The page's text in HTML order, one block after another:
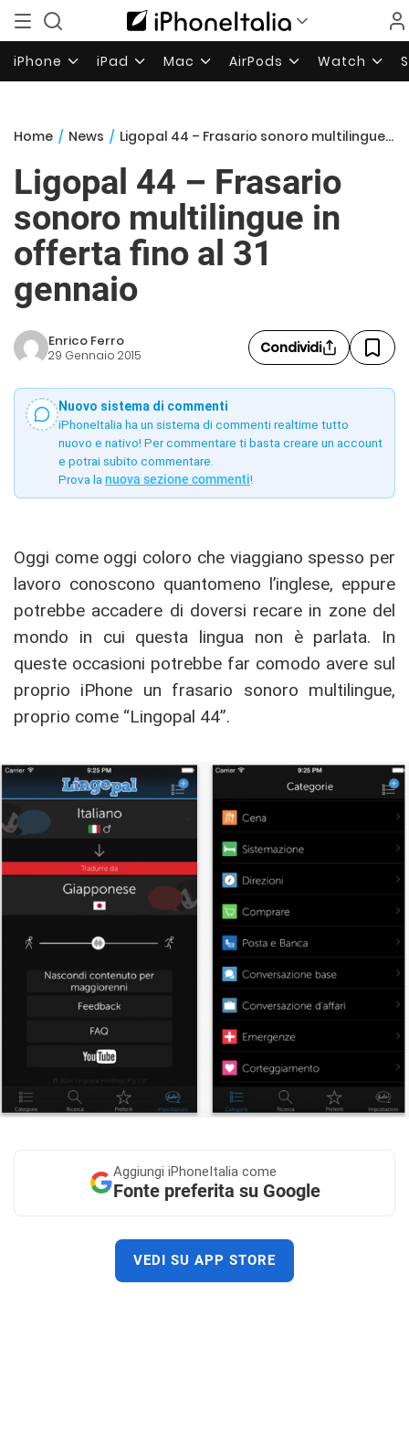
iPhone iPad Mac AirPods Watch
Home / News / Ligopal 44 – Frasario sonoro multilingue in offerta fino al 31 gennaio
Ligopal 44 – Frasario
sonoro multilingue in
offerta fino al 31
gennaio
Enrico Ferro
29 Gennaio 2015 Condividi
Nuovo sistema di commenti
iPhoneItalia ha un sistema di commenti realtime tutto
nuovo e nativo! Per commentare ti basta creare un account
e potrai subito commentare.
Prova la nuova sezione commenti!
Oggi come oggi coloro che viaggiano spesso per
lavoro conoscono quantomeno l’inglese, eppure
potrebbe accadere di doversi recare in zone del
mondo in cui questa lingua non è parlata. In
queste occasioni potrebbe far comodo avere sul
proprio iPhone un frasario sonoro multilingue,
proprio come “Lingopal 44”.
Aggiungi iPhoneItalia come
Fonte preferita su Google
VEDI SU APP STORE